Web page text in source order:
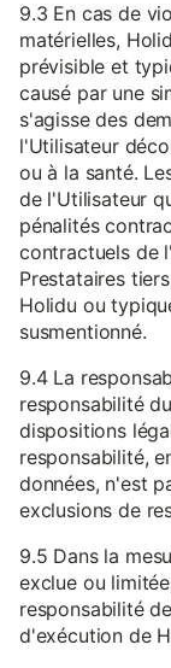
9.3 En cas de
matérielles,
prévisible et
causé par une
s'agisse des
l'Utilisateur
ou à la santé.
de l'Utilisateur
pénalités
contractuels de
Prestataires
Holidu ou
susmentionné.
9.4 La
responsabilité
dispositions
responsabilité,
données, n'est
exclusions de
9.5 Dans la
exclue ou
responsabilité
d'exécution de